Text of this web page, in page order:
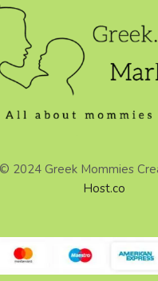
2024 Greek Mommies
Host.co